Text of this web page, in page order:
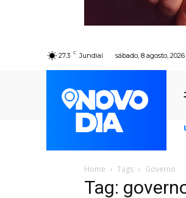
27.3 C Jundiaí sábado, 8 agosto, 2026
Home Tags Governo
Tag: